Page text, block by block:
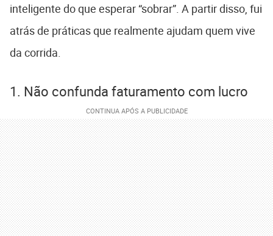
inteligente do que esperar “sobrar”. A partir disso, fui
atrás de práticas que realmente ajudam quem vive
da corrida.
1. Não confunda faturamento com lucro